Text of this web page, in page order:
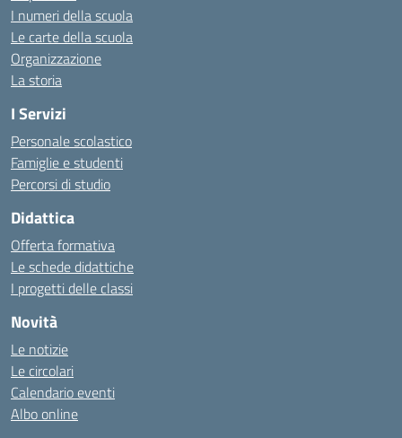
I numeri della scuola
Le carte della scuola
Organizzazione
La storia
I Servizi
Personale scolastico
Famiglie e studenti
Percorsi di studio
Didattica
Offerta formativa
Le schede didattiche
I progetti delle classi
Novità
Le notizie
Le circolari
Calendario eventi
Albo online